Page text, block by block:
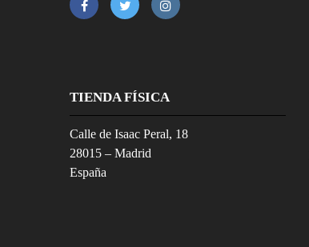
TIENDA FÍSICA
Calle de Isaac Peral, 18
28015 – Madrid
España